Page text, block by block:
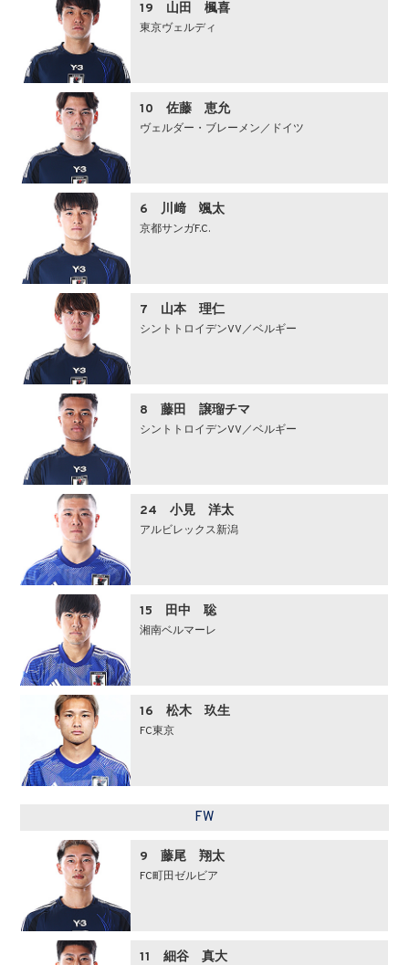
19 山田 楓喜
東京ヴェルディ
10 佐藤 恵允
ヴェルダー・ブレーメン／ドイツ
6 川﨑 颯太
京都サンガF.C.
7 山本 理仁
シントトロイデンVV／ベルギー
8 藤田 譲瑠チマ
シントトロイデンVV／ベルギー
24 小見 洋太
アルビレックス新潟
15 田中 聡
湘南ベルマーレ
16 松木 玖生
FC東京
FW
9 藤尾 翔太
FC町田ゼルビア
11 細谷 真大